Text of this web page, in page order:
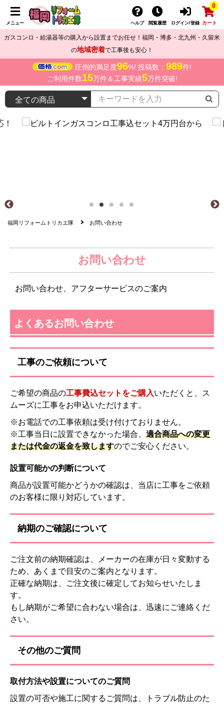
メニュー ヘルプ 閲覧履歴 ログイン/登録
0
カート
ガスコンロ・給湯器等の購入から設置までお任せ！福岡・博多・北九州・久留米
の地域密着で工事後も安心！
圧倒的満足度96%! 投稿数： 989件!
ご利用件数15万件＆工事実績5万件突破!
福岡リフォームトリカエ隊 お問い合わせ
お問い合わせ
お問い合わせ、アフターサービスのご案内
よくあるお問い合わせ
工事のご依頼について
ご希望の商品の工事費込セットをご購入いただくと、ス
ムーズに工事をお申込いただけます。
※お電話での工事依頼は受け付けておりません。
※工事当日に設置できなかった場合、 適合商品への変更
または代金の返金を致しますのでご安心ください。
設置可能かの判断について
商品が設置可能かどうかの確認は、当店に工事をご依頼
のお客様に限り対応しています。
納期のご確認について
ご注文前の納期確認は、メーカーの在庫が日々変動する
ため、あくまで目安のご案内となります。
正確な納期は、ご注文後に確定してお知らせいたしま
す。
もし納期がご希望に合わない場合は、迅速にご連絡くだ
さい。
その他のご質問
取付方法や設置についてのご質問
設置の可否や施工に関するご質問は、トラブル防止のた